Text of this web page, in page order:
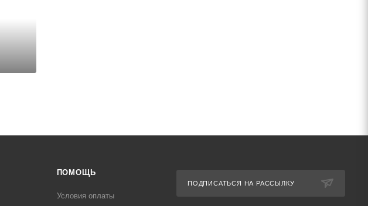
ПОМОЩЬ
Условия оплаты
ПОДПИСАТЬСЯ НА РАССЫЛКУ